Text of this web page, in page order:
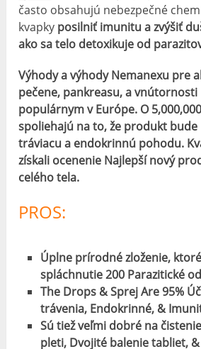
často obsahujú nebezpečné
kvapky posilniť imunitu a zvýšiť
ako sa telo detoxikuje od
Výhody a výhody Nemanexu pre
pečene, pankreasu, a
populárnym v Európe. O
spoliehajú na to, že produkt bude
tráviacu a endokrinnú pohodu.
získali ocenenie Najlepší nový
celého tela.
PROS:
Úplne prírodné zloženie,
spláchnutie 200 Parazitické
The Drops & Sprej Are 95%
trávenia, Endokrinné, &
Sú tiež veľmi dobré na
pleti, Dvojité balenie tabliet,